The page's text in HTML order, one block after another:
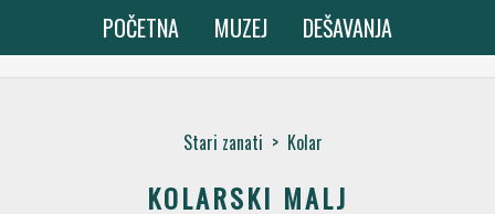
POČETNA MUZEJ DEŠAVANJA
Stari zanati > Kolar
KOLARSKI MALJ